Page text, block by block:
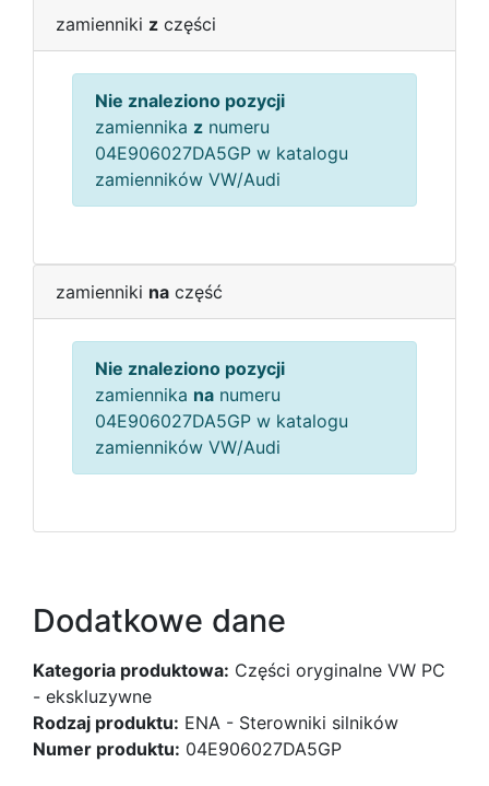
zamienniki z części
Nie znaleziono pozycji
zamiennika z numeru
04E906027DA5GP w katalogu
zamienników VW/Audi
zamienniki na część
Nie znaleziono pozycji
zamiennika na numeru
04E906027DA5GP w katalogu
zamienników VW/Audi
Dodatkowe dane
Kategoria produktowa: Części oryginalne VW PC
- ekskluzywne
Rodzaj produktu: ENA - Sterowniki silników
Numer produktu: 04E906027DA5GP